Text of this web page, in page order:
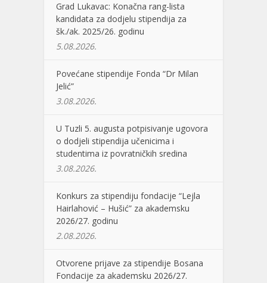
Grad Lukavac: Konačna rang-lista
kandidata za dodjelu stipendija za
šk./ak. 2025/26. godinu
5.08.2026.
Povećane stipendije Fonda “Dr Milan
Jelić”
3.08.2026.
U Tuzli 5. augusta potpisivanje ugovora
o dodjeli stipendija učenicima i
studentima iz povratničkih sredina
3.08.2026.
Konkurs za stipendiju fondacije “Lejla
Hairlahović – Hušić” za akademsku
2026/27. godinu
2.08.2026.
Otvorene prijave za stipendije Bosana
Fondacije za akademsku 2026/27.